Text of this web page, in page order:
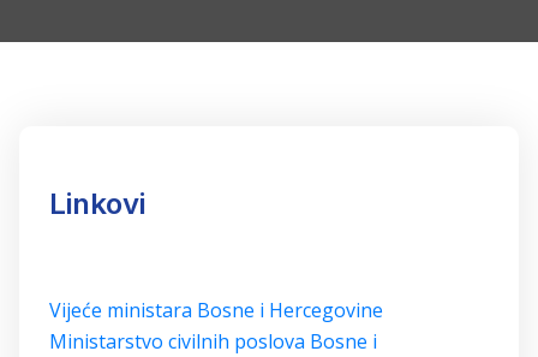
Linkovi
Vijeće ministara Bosne i Hercegovine
Ministarstvo civilnih poslova Bosne i